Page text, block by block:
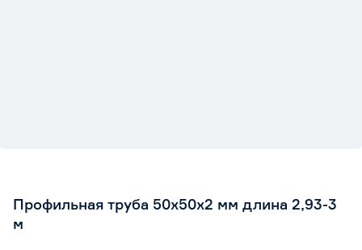
Профильная труба 50x50x2 мм длина 2,93-3
м